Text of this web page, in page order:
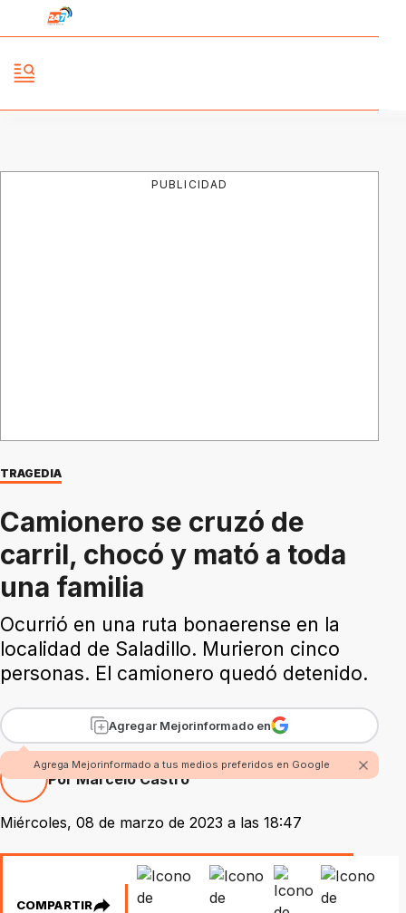
PUBLICIDAD
TRAGEDIA
Camionero se cruzó de
carril, chocó y mató a toda
una familia
Ocurrió en una ruta bonaerense en la
localidad de Saladillo. Murieron cinco
personas. El camionero quedó detenido.
Agregar Mejorinformado en
Agrega Mejorinformado a tus medios preferidos en Google
Por Marcelo Castro
Miércoles, 08 de marzo de 2023 a las 18:47
COMPARTIR